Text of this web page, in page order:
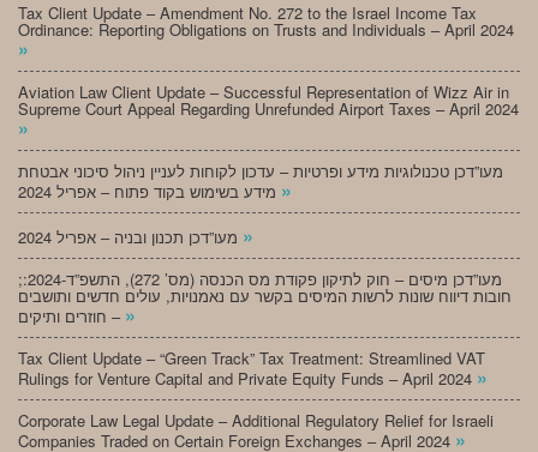
Tax Client Update – Amendment No. 272 to the Israel Income Tax
Ordinance: Reporting Obligations on Trusts and Individuals – April 2024
»
Aviation Law Client Update – Successful Representation of Wizz Air in
Supreme Court Appeal Regarding Unrefunded Airport Taxes – April 2024
»
מעו”דכן טכנולוגיות מידע ופרטיות – עדכון לקוחות לעניין ניהול סיכוני אבטחת
»
»
;מעו”דכן מיסים – חוק לתיקון פקודת מס הכנסה (מס’ 272), התשפ”ד-2024:
חובות דיווח שונות לרשות המיסים בקשר עם נאמנויות, עולים חדשים ותושבים
חוזרים ותיקים – »
Tax Client Update – “Green Track” Tax Treatment: Streamlined VAT
Rulings for Venture Capital and Private Equity Funds – April 2024 »
Corporate Law Legal Update – Additional Regulatory Relief for Israeli
Companies Traded on Certain Foreign Exchanges – April 2024 »